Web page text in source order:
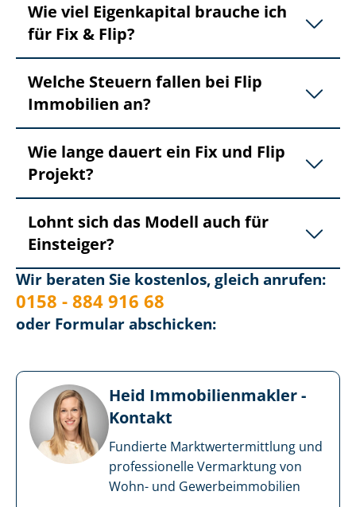
Wie viel Eigenkapital brauche ich
für Fix & Flip?
Welche Steuern fallen bei Flip
Immobilien an?
Wie lange dauert ein Fix und Flip
Projekt?
Lohnt sich das Modell auch für
Einsteiger?
Wir beraten Sie kostenlos, gleich anrufen:
0158 - 884 916 68
oder Formular abschicken:
Heid Im­mo­bi­li­en­mak­ler -
Kontakt
Fundierte Markt­wert­ermitt­lung und
professionelle Vermarktung von
Wohn- und Ge­wer­be­im­mo­bi­li­en